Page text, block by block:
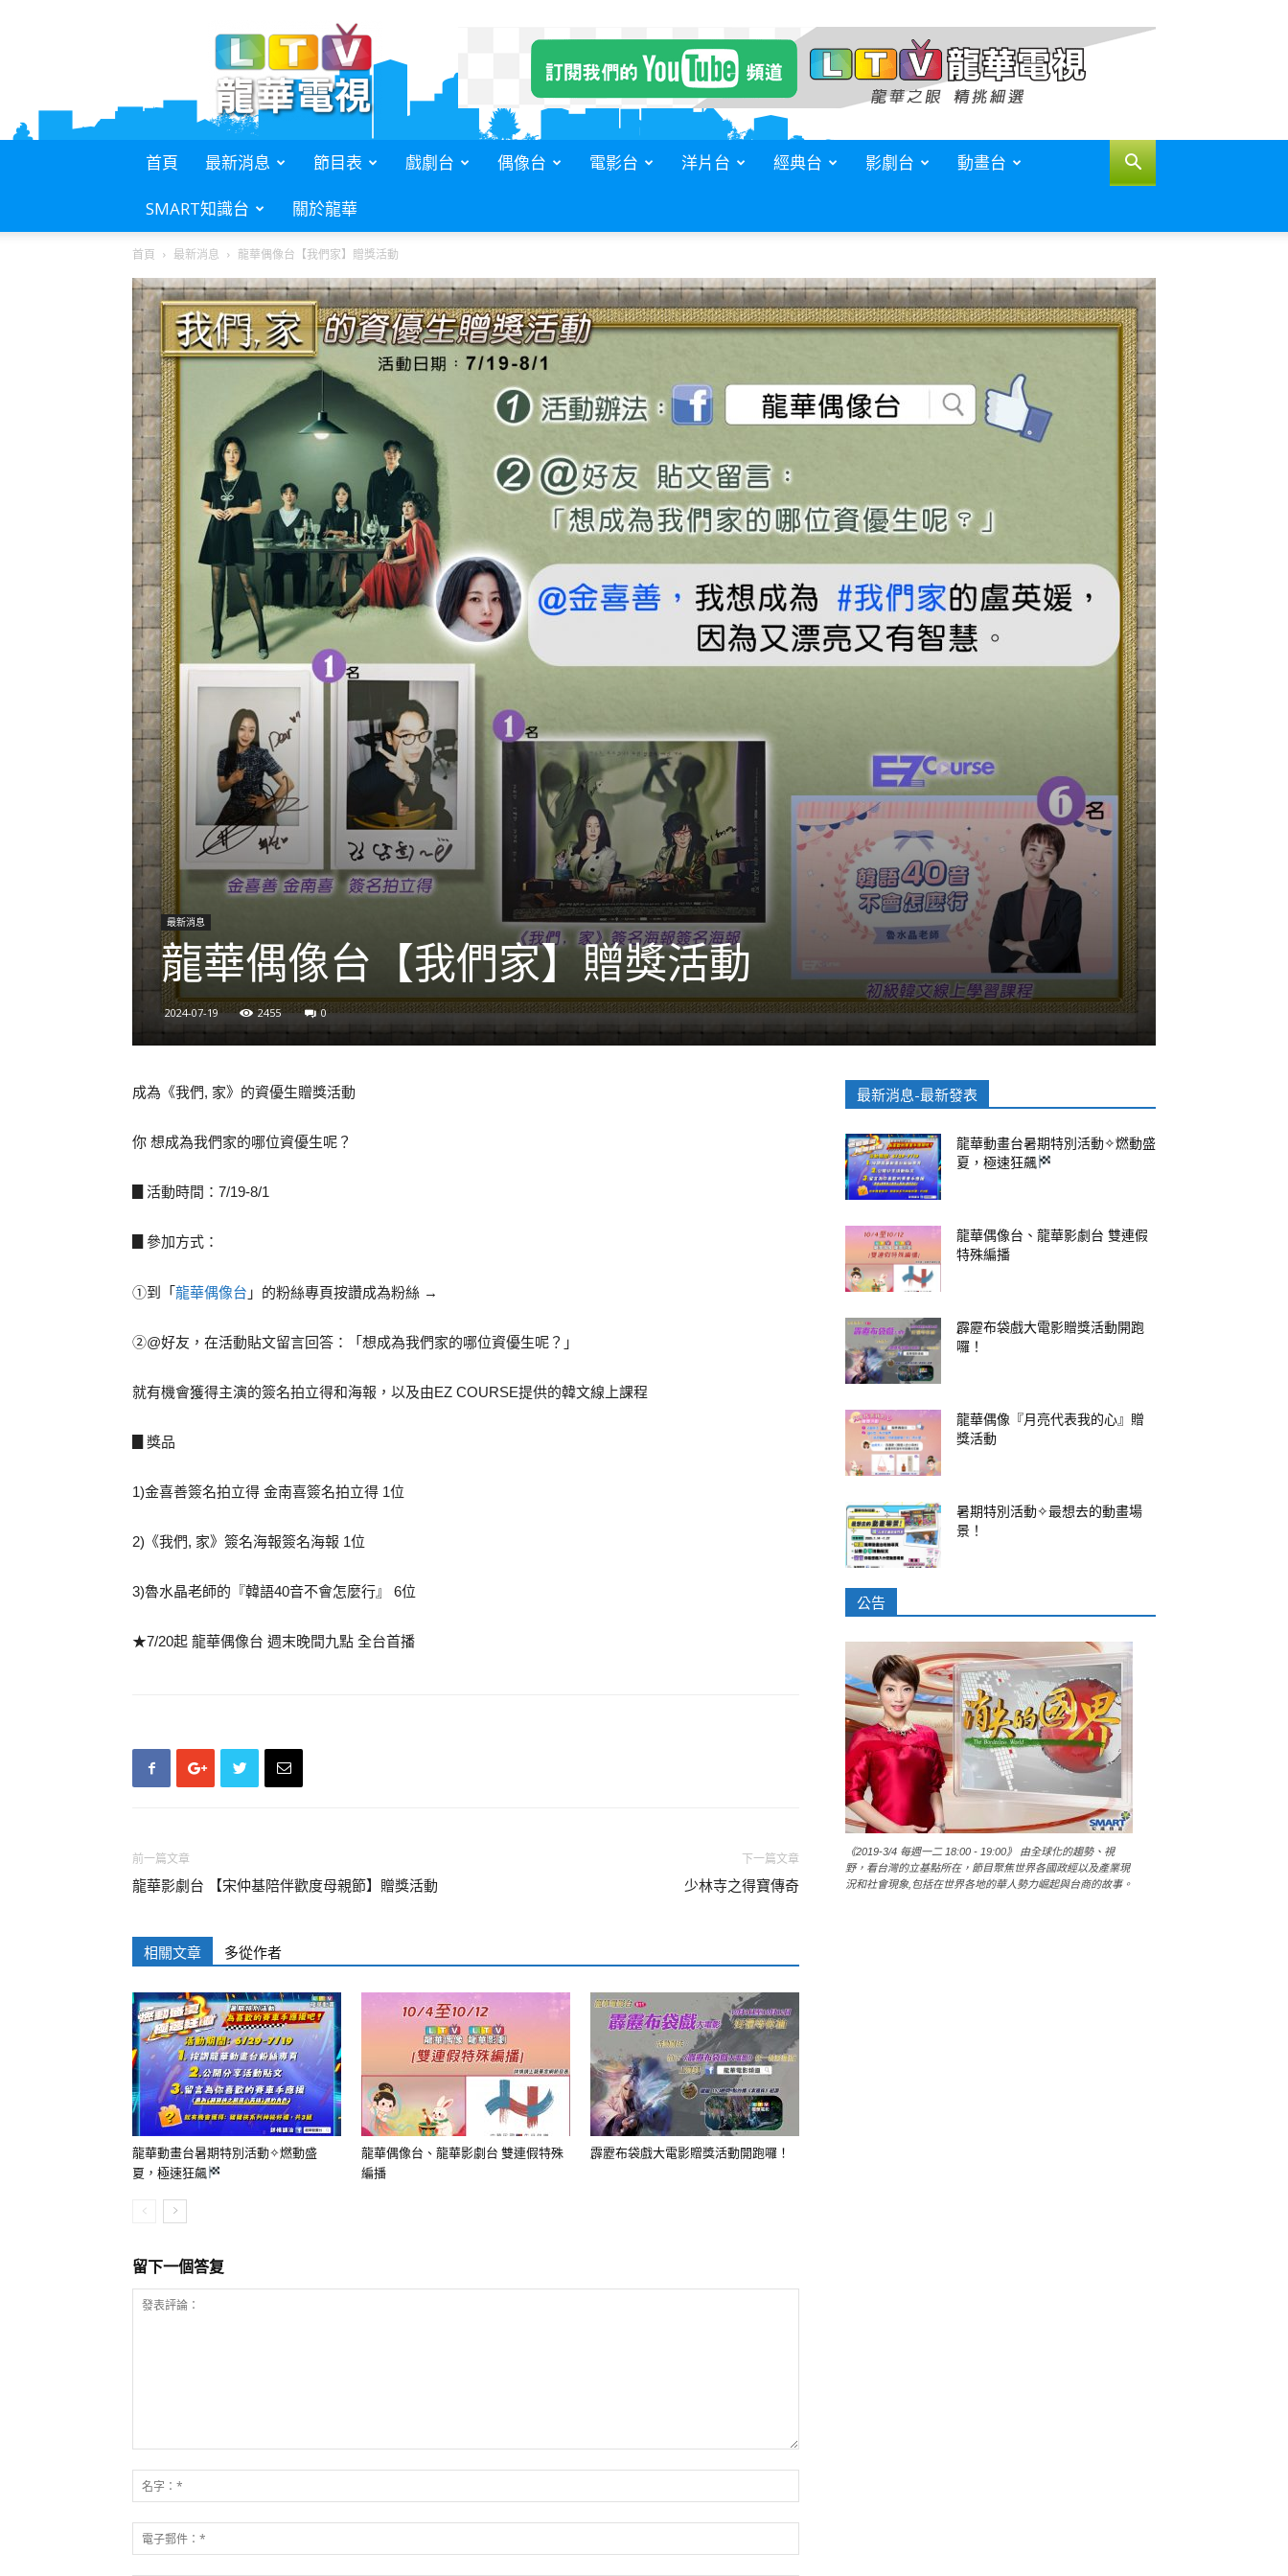
電
首頁 最新消息 節目表 戲劇台 偶像台 電影台 洋片台 經典台 影劇台 動畫台
SMART知識台 關於龍華
首頁 最新消息 龍華偶像台【我們家】贈獎活動
最新消息
龍華偶像台【我們家】贈獎活動
2024-07-19 2455 0
成為《我們, 家》的資優生贈獎活動
你 想成為我們家的哪位資優生呢？
▊活動時間：7/19-8/1
▊參加方式：
➀到「 龍華偶像台 」的粉絲專頁按讚成為粉絲 →
➁@好友，在活動貼文留言回答：「想成為我們家的哪位資優生呢？」
就有機會獲得主演的簽名拍立得和海報，以及由EZ COURSE提供的韓文線上課程
▊獎品
1)金喜善簽名拍立得 金南喜簽名拍立得 1位
2)《我們, 家》簽名海報簽名海報 1位
3)魯水晶老師的『韓語40音不會怎麼行』 6位
★7/20起 龍華偶像台 週末晚間九點 全台首播
前一篇文章
龍華影劇台 【宋仲基陪伴歡度母親節】贈獎活動
下一篇文章
少林寺之得寶傳奇
相關文章 多從作者
龍華動畫台暑期特別活動✧燃動盛
夏，極速狂飆
龍華偶像台、龍華影劇台 雙連假特殊
編播
霹靂布袋戲大電影贈獎活動開跑囉！
留下一個答复
最新消息-最新發表
龍華動畫台暑期特別活動✧燃動盛
夏，極速狂飆
龍華偶像台、龍華影劇台 雙連假
特殊編播
霹靂布袋戲大電影贈獎活動開跑
囉！
龍華偶像『月亮代表我的心』贈
獎活動
暑期特別活動✧最想去的動畫場
景！
公告
《2019-3/4 每週一二 18:00 - 19:00》 由全球化的趨勢、視
野，看台灣的立基點所在，節目聚焦世界各國政經以及產業現
況和社會現象,包括在世界各地的華人勢力崛起與台商的故事。